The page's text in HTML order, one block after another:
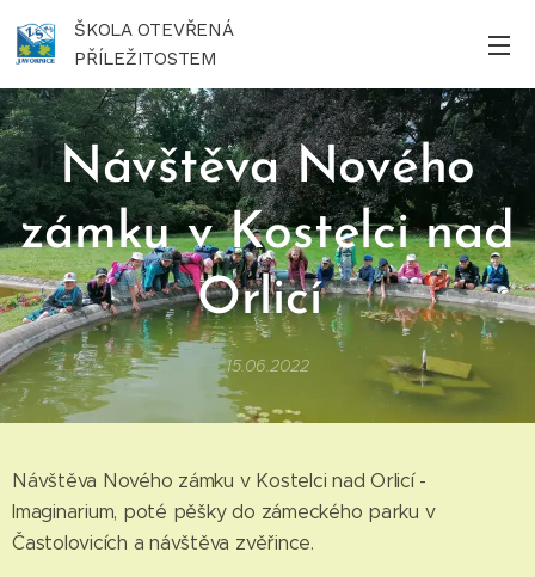
ŠKOLA OTEVŘENÁ
PŘÍLEŽITOSTEM
Návštěva Nového
zámku v Kostelci nad
Orlicí
15.06.2022
Návštěva Nového zámku v Kostelci nad Orlicí -
Imaginarium, poté pěšky do zámeckého parku v
Častolovicích a návštěva zvěřince.